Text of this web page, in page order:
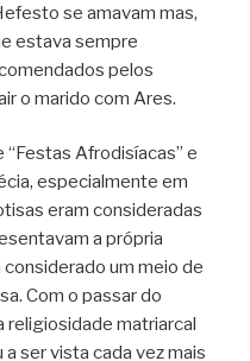
se amavam mas,
estava sempre
pelos
o marido com Ares.
Afrodisíacas” e
especialmente em
eram consideradas
a própria
um meio de
Com o passar do
religiosidade matriarcal
ser vista cada vez mais